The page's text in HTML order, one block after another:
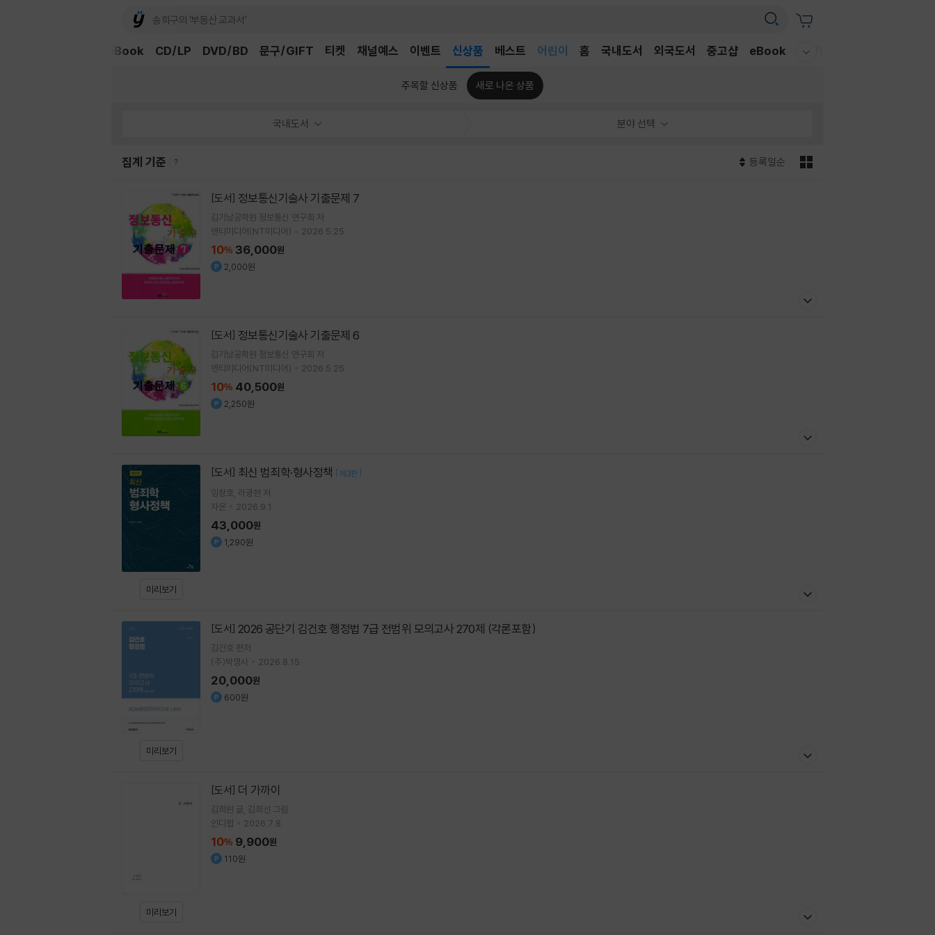
채널예스 이벤트 신상품 베스트
어린이
어린이
홈 국내도서 외국도서 중고샵 eBook CD/LP
eBook CD/LP DVD/BD 문구/GIFT 티켓
주목할 신상품 새로 나온 상품
국내도서 분야 선택
집계 기준 등록일순
[도서] 정보통신기술사 기출문제 7
김기남공학원 정보통신 연구회 저
엔티미디어(NT미디어)
2026.5.25.
10% 36,000원
2,000원
[도서] 정보통신기술사 기출문제 6
김기남공학원 정보통신 연구회 저
엔티미디어(NT미디어)
2026.5.25.
10% 40,500원
2,250원
미리보기
[도서] 최신 범죄학·형사정책 [ 제3판 ]
임창호 라광현 저
자운
2026.9.1.
43,000원
1,290원
미리보기
[도서] 2026 공단기 김건호 행정법 7급 전범위 모의고사 270제 (각론포함)
김건호 편저
(주)박영사
2026.8.15.
20,000원
600원
미리보기
[도서] 더 가까이
김희원 글 김희선 그림
인디펍
2026.7.8.
10% 9,900원
110원